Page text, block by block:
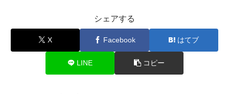
シェアする
X Facebook はてブ
LINE コピー